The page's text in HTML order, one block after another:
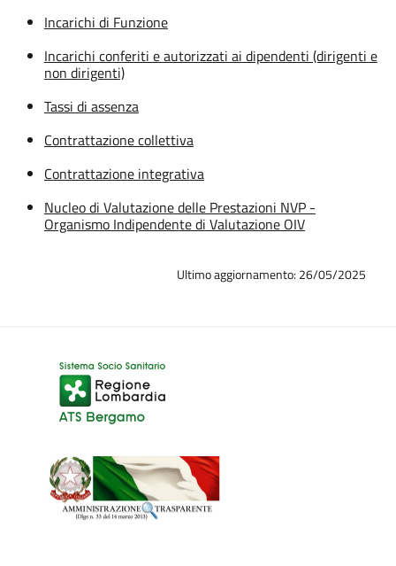
Incarichi di Funzione
Incarichi conferiti e autorizzati ai dipendenti (dirigenti e
non dirigenti)
Tassi di assenza
Contrattazione collettiva
Contrattazione integrativa
Nucleo di Valutazione delle Prestazioni NVP -
Organismo Indipendente di Valutazione OIV
Ultimo aggiornamento: 26/05/2025